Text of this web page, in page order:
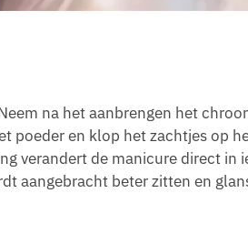
na het aanbrengen het
poeder en klop het zachtjes op
verandert de manicure direct in
aangebracht beter zitten en